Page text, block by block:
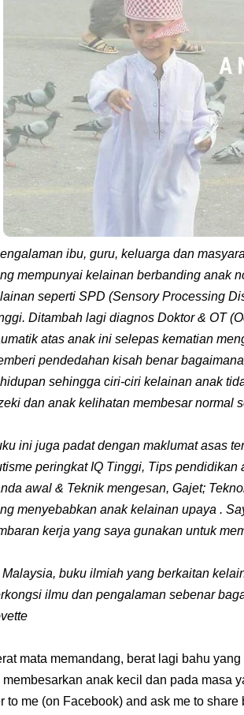
ibu, guru, keluarga dan
mempunyai kelainan berbanding anak
seperti SPD (Sensory Processing
Ditambah lagi diagnos Doktor & OT
atas anak ini selepas kematian
pendedahan kisah benar
sehingga ciri-ciri kelainan anak
dan anak kelihatan membesar normal
ini juga padat dengan maklumat asas
peringkat IQ Tinggi, Tips
awal & Teknik mengesan, Gajet;
menyebabkan anak kelainan upaya .
kerja yang saya gunakan untuk
buku ilmiah yang berkaitan
ilmu dan pengalaman sebenar
mata memandang, berat lagi bahu
membesarkan anak kecil dan pada masa
to me (on Facebook) and ask me to